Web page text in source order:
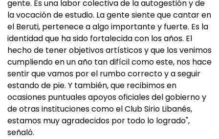
gente. Es una labor colectiva de la autogestión y de
la vocación de estudio. La gente siente que cantar en
el Beruti, pertenece a algo importante y fuerte. Es la
identidad que ha sido fortalecida con los años. El
hecho de tener objetivos artísticos y que los venimos
cumpliendo en un año tan difícil como este, nos hace
sentir que vamos por el rumbo correcto y a seguir
estando de pie. Y también, que recibimos en
ocasiones puntuales apoyos oficiales del gobierno y
de otras instituciones como el Club Sirio Libanés,
estamos muy agradecidos por todo lo logrado",
señaló.